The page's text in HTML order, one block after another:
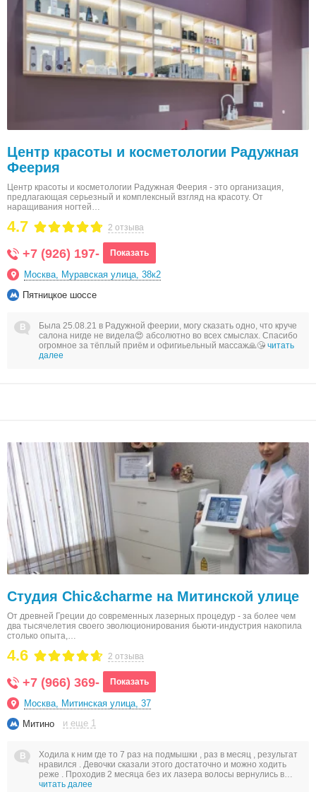
Центр красоты и косметологии Радужная
Феерия
Центр красоты и косметологии Радужная Феерия - это организация,
предлагающая серьезный и комплексный взгляд на красоту. От
наращивания ногтей…
2 отзыва
4.7
+7 (926) 197- Показать
Москва, Муравская улица, 38к2
Пятницкое шоссе
Была 25.08.21 в Радужной феерии, могу сказать одно, что круче
салона нигде не видела😍 абсолютно во всех смыслах. Спасибо
огромное за тёплый приём и офигиьельный массаж🙏😘 читать
далее
Студия Chic&charme на Митинской улице
От древней Греции до современных лазерных процедур - за более чем
два тысячелетия своего эволюционирования бьюти-индустрия накопила
столько опыта,…
2 отзыва
4.6
+7 (966) 369- Показать
Москва, Митинская улица, 37
Митино
и еще 1
Ходила к ним где то 7 раз на подмышки , раз в месяц , результат
нравился . Девочки сказали этого достаточно и можно ходить
реже . Проходив 2 месяца без их лазера волосы вернулись в…
читать далее